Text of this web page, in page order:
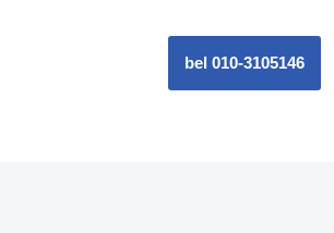
bel 010-3105146